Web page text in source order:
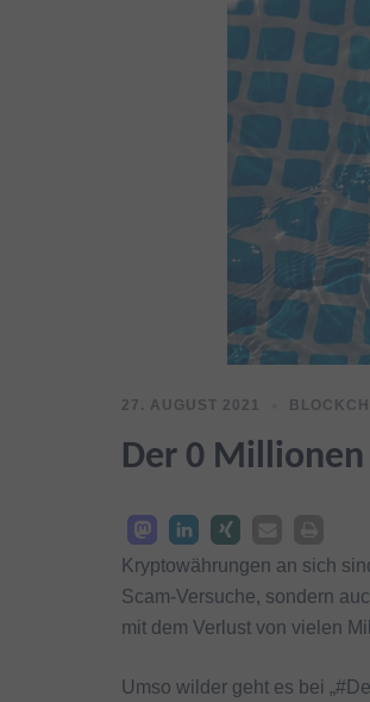
27. AUGUST 2021
­Der 0 Millionen
Kryptowährungen an sich
Scam-Versuche, sondern
mit dem Verlust von vielen
Umso wilder geht es bei